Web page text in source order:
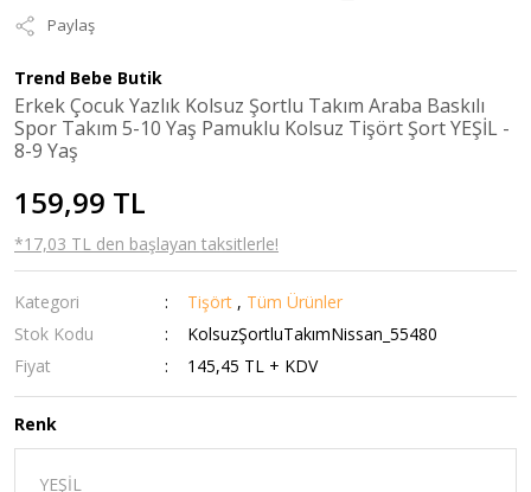
Paylaş
Trend Bebe Butik
Erkek Çocuk Yazlık Kolsuz Şortlu Takım Araba Baskılı
Spor Takım 5-10 Yaş Pamuklu Kolsuz Tişört Şort YEŞİL -
8-9 Yaş
159,99 TL
*17,03 TL den başlayan taksitlerle!
Kategori Tişört , Tüm Ürünler
Stok Kodu
KolsuzŞortluTakımNissan_55480
Fiyat
145,45 TL + KDV
Renk